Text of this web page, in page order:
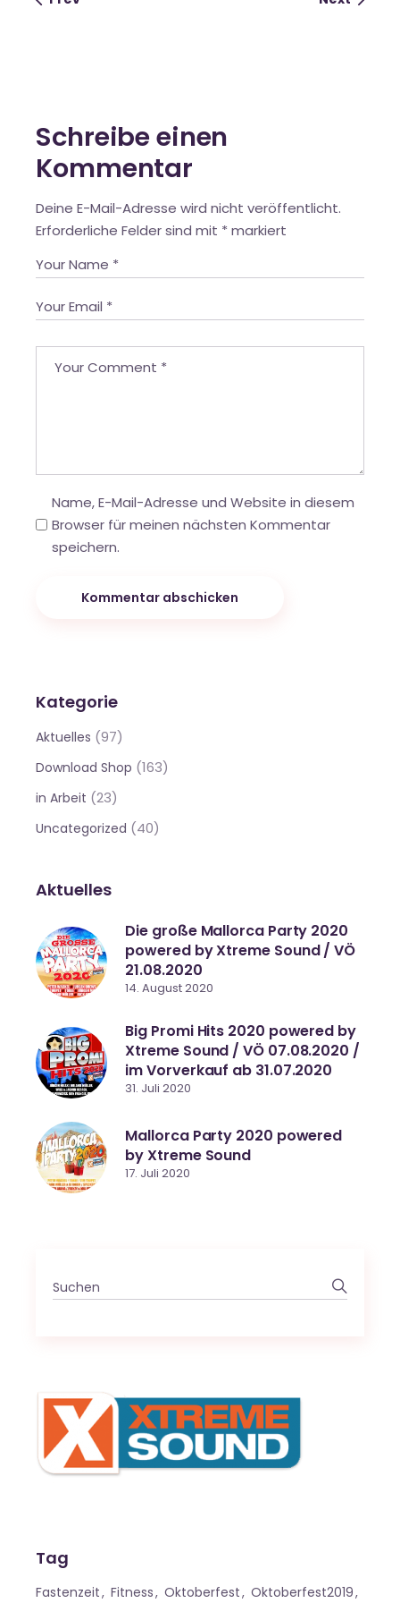
Schreibe einen
Kommentar
Deine E-Mail-Adresse wird nicht veröffentlicht.
Erforderliche Felder sind mit * markiert
Name, E-Mail-Adresse und Website in diesem
Browser für meinen nächsten Kommentar
speichern.
Kommentar abschicken
Kategorie
Aktuelles (97)
Download Shop (163)
in Arbeit (23)
Uncategorized (40)
Aktuelles
Die große Mallorca Party 2020
powered by Xtreme Sound / VÖ
21.08.2020
14. August 2020
Big Promi Hits 2020 powered by
Xtreme Sound / VÖ 07.08.2020 /
im Vorverkauf ab 31.07.2020
31. Juli 2020
Mallorca Party 2020 powered
by Xtreme Sound
17. Juli 2020
Search
for:
Tag
Fastenzeit Fitness Oktoberfest
Oktoberfest2019